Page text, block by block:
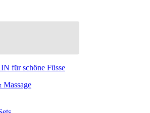
für schöne Füsse